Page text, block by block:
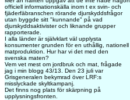
officiell informationskälla inom t ex svin- och
fjäderfäbranschen rörande djurskyddsfrågor
utan byggde sitt "kunnande" på vad
djurskyddsaktivister och liknande grupper
rapporterade.
I alla länder är självklart väl upplysta
konsumenter grunden för en uthållig, nationell
matproduktion. Hur har vi det med den
svenska maten?
Vem vet mest om jordbruk och mat, frågade
jag i min blogg 43/13. Den 23 juli var
Grisgeneralen bekymrad över LRF:s
misslyckade skyltkampanj.
Det finns nog plats för skärpning på
upplysningsfronten.